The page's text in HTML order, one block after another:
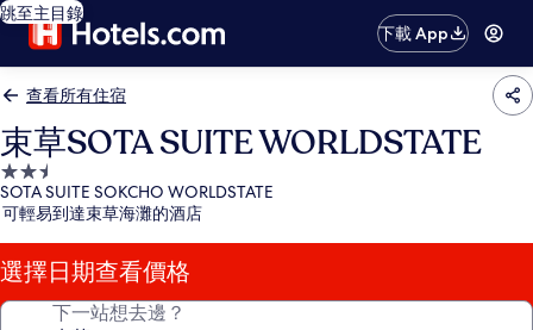
跳至主目錄
下載 App
查看所有住宿
束草SOTA SUITE WORLDSTATE
2.5
星
級
住
宿
SOTA SUITE SOKCHO WORLDSTATE
可輕易到達束草海灘的酒店
選擇日期查看價格
下一站想去邊？